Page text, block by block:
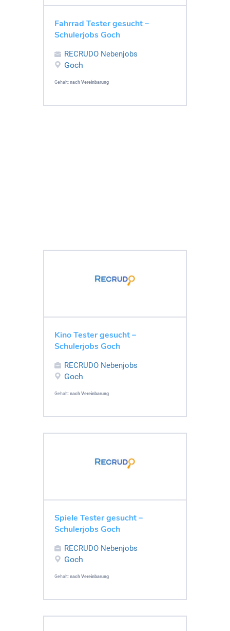
Fahrrad Tester gesucht –
Schulerjobs Goch
RECRUDO Nebenjobs
Goch
Gehalt: nach Vereinbarung
Kino Tester gesucht –
Schulerjobs Goch
RECRUDO Nebenjobs
Goch
Gehalt: nach Vereinbarung
Spiele Tester gesucht –
Schulerjobs Goch
RECRUDO Nebenjobs
Goch
Gehalt: nach Vereinbarung